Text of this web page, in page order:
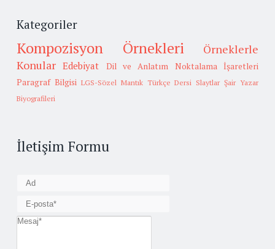
Kategoriler
Kompozisyon Örnekleri
Örneklerle
Konular Edebiyat Dil ve Anlatım
Noktalama İşaretleri
Paragraf Bilgisi LGS-Sözel Mantık Türkçe Dersi Slaytlar Şair Yazar
Biyografileri
İletişim Formu